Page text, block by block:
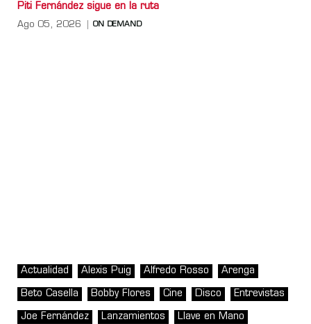
Piti Fernández sigue en la ruta
Ago 05, 2026 ON DEMAND
Actualidad Alexis Puig Alfredo Rosso Arenga
Beto Casella Bobby Flores Cine Disco Entrevistas
Joe Fernández Lanzamientos Llave en Mano